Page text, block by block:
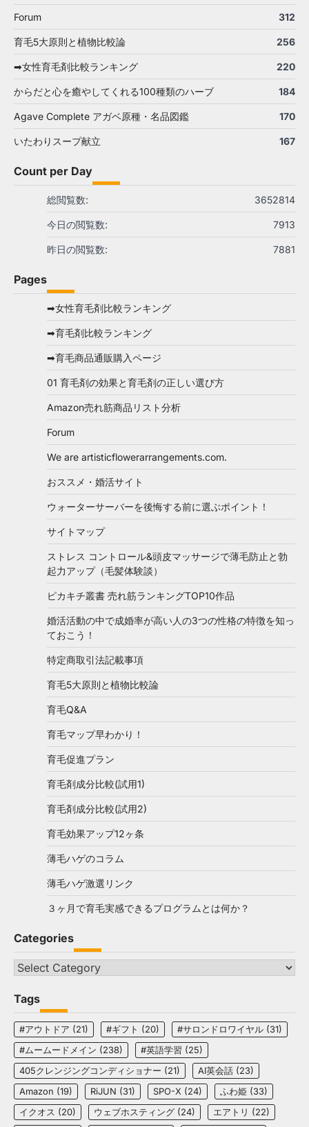
Forum 312
育毛5大原則と植物比較論 256
➡女性育毛剤比較ランキング 220
からだと心を癒やしてくれる100種類のハーブ 184
Agave Complete アガベ原種・名品図鑑 170
いたわりスープ献立 167
Count per Day
3652814
総閲覧数:
7913
今日の閲覧数:
7881
昨日の閲覧数:
Pages
➡女性育毛剤比較ランキング
➡育毛剤比較ランキング
➡育毛商品通販購入ページ
01 育毛剤の効果と育毛剤の正しい選び方
Amazon売れ筋商品リスト分析
Forum
We are artisticflowerarrangements.com.
おススメ・婚活サイト
ウォーターサーバーを後悔する前に選ぶポイント！
サイトマップ
ストレス コントロール&頭皮マッサージで薄毛防止と勃
起力アップ（毛髪体験談）
ピカキチ叢書 売れ筋ランキングTOP10作品
婚活活動の中で成婚率が高い人の3つの性格の特徴を知っ
ておこう！
特定商取引法記載事項
育毛5大原則と植物比較論
育毛Q&A
育毛マップ早わかり！
育毛促進プラン
育毛剤成分比較(試用1)
育毛剤成分比較(試用2)
育毛効果アップ12ヶ条
薄毛ハゲのコラム
薄毛ハゲ激選リンク
３ヶ月で育毛実感できるプログラムとは何か？
Categories
Categories
Tags
#アウトドア (21) #ギフト (20) #サロンドロワイヤル (31)
#ムームードメイン (238) #英語学習 (25)
405クレンジングコンディショナー (21) AI英会話 (23)
Amazon (19) RiJUN (31) SPO-X (24) ふわ姫 (33)
イクオス (20) ウェブホスティング (24) エアトリ (22)